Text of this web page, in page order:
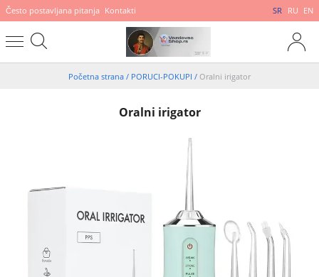
Često postavljana pitanja Kontakti SR RU EN
Početna strana / PORUCI-POKUPI / Oralni irigator
Oralni irigator